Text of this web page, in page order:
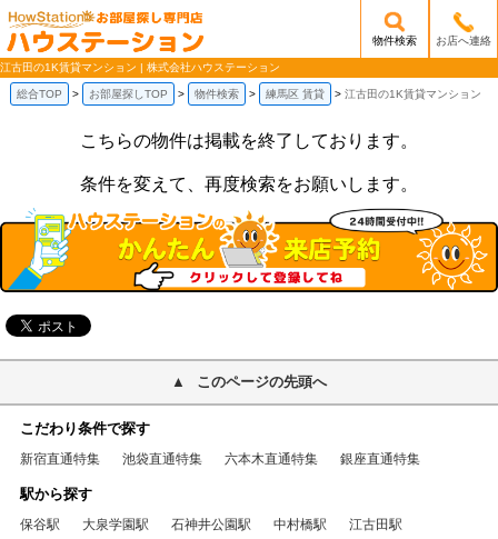
/mobile_img/head-logo.png
物件検索 お店へ連絡
江古田の1K賃貸マンション | 株式会社ハウステーション
総合TOP お部屋探しTOP 物件検索 練馬区 賃貸 江古田の1K賃貸マンション
こちらの物件は掲載を終了しております。
条件を変えて、再度検索をお願いします。
このページの先頭へ
こだわり条件で探す
新宿直通特集 池袋直通特集 六本木直通特集 銀座直通特集
駅から探す
保谷駅 大泉学園駅 石神井公園駅 中村橋駅
江古田駅